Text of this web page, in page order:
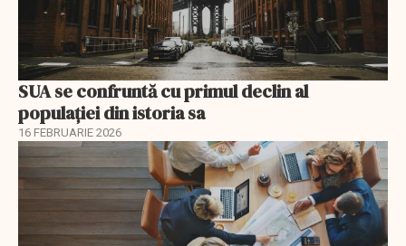
SUA se confruntă cu primul declin al
populației din istoria sa
16 FEBRUARIE 2026